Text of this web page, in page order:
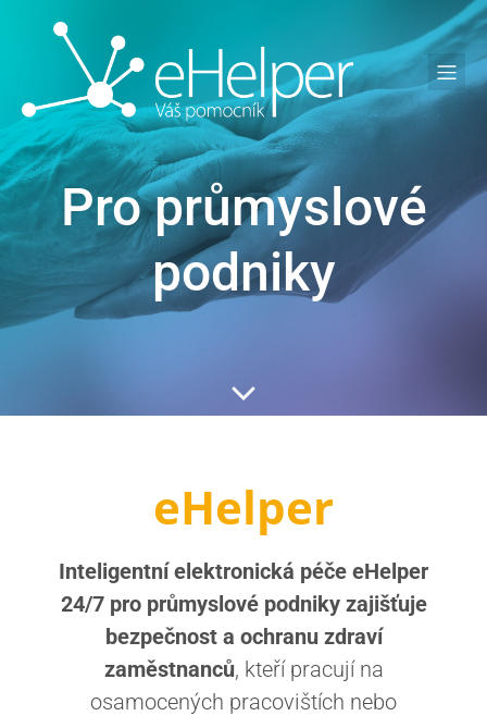
Pro průmyslové
podniky
eHelper
Inteligentní elektronická péče eHelper
24/7 pro průmyslové podniky zajišťuje
bezpečnost a ochranu zdraví
zaměstnanců, kteří pracují na
osamocených pracovištích nebo